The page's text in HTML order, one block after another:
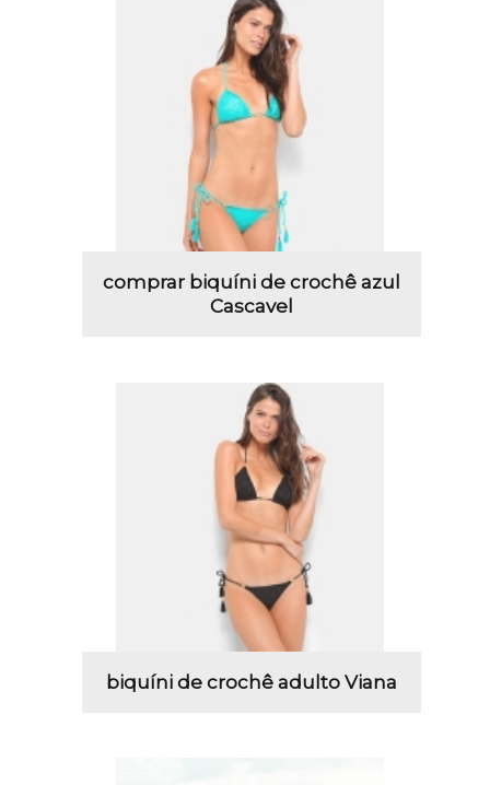
comprar biquíni de crochê azul
Cascavel
biquíni de crochê adulto Viana